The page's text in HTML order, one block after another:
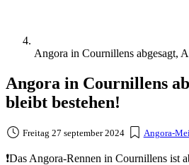
Angora in Cournillens abgesagt,
Angora in Cournillens
bleibt bestehen!
Freitag 27 september 2024 Angora-
❗️Das Angora-Rennen in Cournillens ist